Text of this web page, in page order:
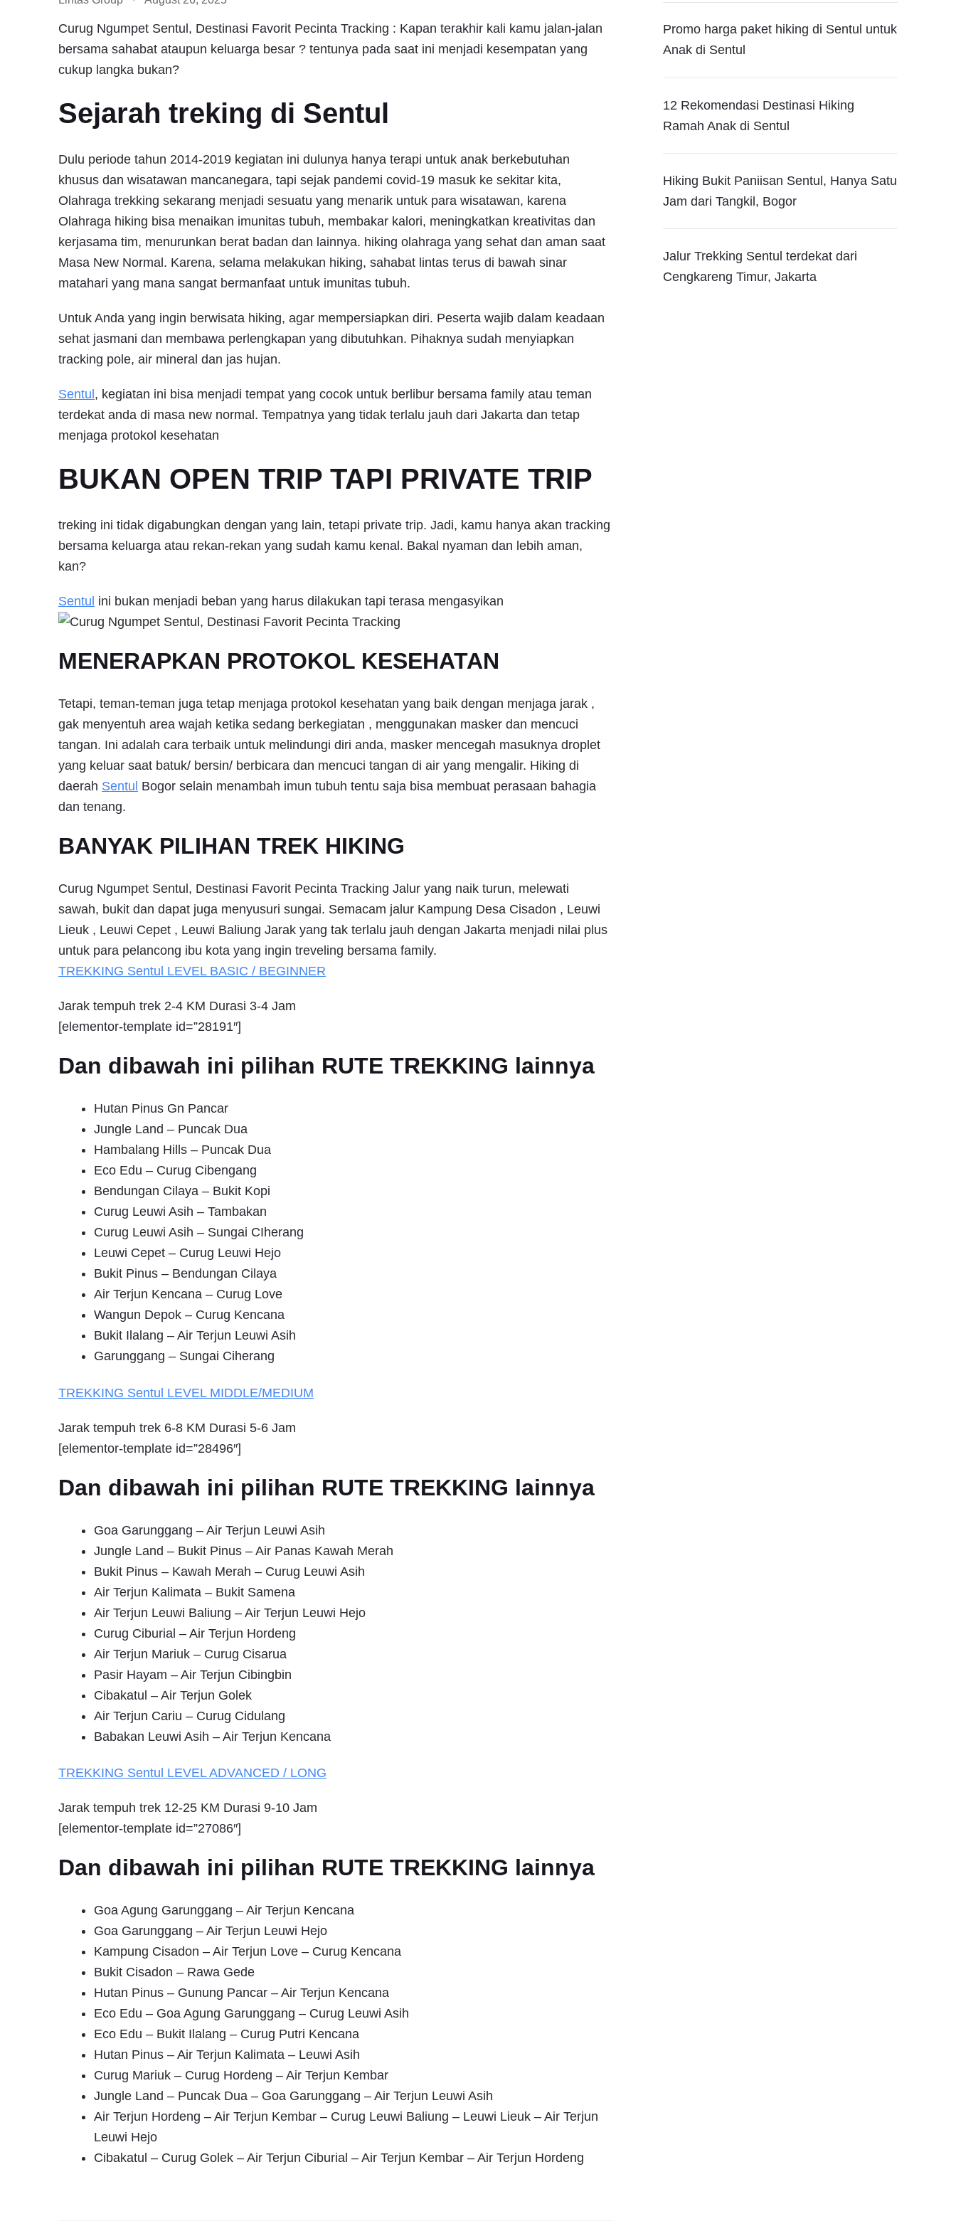
Curug Ngumpet Sentul, Destinasi Favorit Pecinta Tracking : Kapan terakhir kali kamu jalan-jalan
bersama sahabat ataupun keluarga besar ? tentunya pada saat ini menjadi kesempatan yang
cukup langka bukan?
Sejarah treking di Sentul
Dulu periode tahun 2014-2019 kegiatan ini dulunya hanya terapi untuk anak berkebutuhan
khusus dan wisatawan mancanegara, tapi sejak pandemi covid-19 masuk ke sekitar kita,
Olahraga trekking sekarang menjadi sesuatu yang menarik untuk para wisatawan, karena
Olahraga hiking bisa menaikan imunitas tubuh, membakar kalori, meningkatkan kreativitas dan
kerjasama tim, menurunkan berat badan dan lainnya. hiking olahraga yang sehat dan aman saat
Masa New Normal. Karena, selama melakukan hiking, sahabat lintas terus di bawah sinar
matahari yang mana sangat bermanfaat untuk imunitas tubuh.
Untuk Anda yang ingin berwisata hiking, agar mempersiapkan diri. Peserta wajib dalam keadaan
sehat jasmani dan membawa perlengkapan yang dibutuhkan. Pihaknya sudah menyiapkan
tracking pole, air mineral dan jas hujan.
Sentul , kegiatan ini bisa menjadi tempat yang cocok untuk berlibur bersama family atau teman
terdekat anda di masa new normal. Tempatnya yang tidak terlalu jauh dari Jakarta dan tetap
menjaga protokol kesehatan
BUKAN OPEN TRIP TAPI PRIVATE TRIP
treking ini tidak digabungkan dengan yang lain, tetapi private trip. Jadi, kamu hanya akan tracking
bersama keluarga atau rekan-rekan yang sudah kamu kenal. Bakal nyaman dan lebih aman,
kan?
Sentul ini bukan menjadi beban yang harus dilakukan tapi terasa mengasyikan
MENERAPKAN PROTOKOL KESEHATAN
Tetapi, teman-teman juga tetap menjaga protokol kesehatan yang baik dengan menjaga jarak ,
gak menyentuh area wajah ketika sedang berkegiatan , menggunakan masker dan mencuci
tangan. Ini adalah cara terbaik untuk melindungi diri anda, masker mencegah masuknya droplet
yang keluar saat batuk/ bersin/ berbicara dan mencuci tangan di air yang mengalir. Hiking di
daerah Sentul Bogor selain menambah imun tubuh tentu saja bisa membuat perasaan bahagia
dan tenang.
BANYAK PILIHAN TREK HIKING
Curug Ngumpet Sentul, Destinasi Favorit Pecinta Tracking Jalur yang naik turun, melewati
sawah, bukit dan dapat juga menyusuri sungai. Semacam jalur Kampung Desa Cisadon , Leuwi
Lieuk , Leuwi Cepet , Leuwi Baliung Jarak yang tak terlalu jauh dengan Jakarta menjadi nilai plus
untuk para pelancong ibu kota yang ingin treveling bersama family.
TREKKING Sentul LEVEL BASIC / BEGINNER
Jarak tempuh trek 2-4 KM Durasi 3-4 Jam
[elementor-template id=”28191″]
Dan dibawah ini pilihan RUTE TREKKING lainnya
Hutan Pinus Gn Pancar
Jungle Land – Puncak Dua
Hambalang Hills – Puncak Dua
Eco Edu – Curug Cibengang
Bendungan Cilaya – Bukit Kopi
Curug Leuwi Asih – Tambakan
Curug Leuwi Asih – Sungai CIherang
Leuwi Cepet – Curug Leuwi Hejo
Bukit Pinus – Bendungan Cilaya
Air Terjun Kencana – Curug Love
Wangun Depok – Curug Kencana
Bukit Ilalang – Air Terjun Leuwi Asih
Garunggang – Sungai Ciherang
TREKKING Sentul LEVEL MIDDLE/MEDIUM
Jarak tempuh trek 6-8 KM Durasi 5-6 Jam
[elementor-template id=”28496″]
Dan dibawah ini pilihan RUTE TREKKING lainnya
Goa Garunggang – Air Terjun Leuwi Asih
Jungle Land – Bukit Pinus – Air Panas Kawah Merah
Bukit Pinus – Kawah Merah – Curug Leuwi Asih
Air Terjun Kalimata – Bukit Samena
Air Terjun Leuwi Baliung – Air Terjun Leuwi Hejo
Curug Ciburial – Air Terjun Hordeng
Air Terjun Mariuk – Curug Cisarua
Pasir Hayam – Air Terjun Cibingbin
Cibakatul – Air Terjun Golek
Air Terjun Cariu – Curug Cidulang
Babakan Leuwi Asih – Air Terjun Kencana
TREKKING Sentul LEVEL ADVANCED / LONG
Jarak tempuh trek 12-25 KM Durasi 9-10 Jam
[elementor-template id=”27086″]
Dan dibawah ini pilihan RUTE TREKKING lainnya
Goa Agung Garunggang – Air Terjun Kencana
Goa Garunggang – Air Terjun Leuwi Hejo
Kampung Cisadon – Air Terjun Love – Curug Kencana
Bukit Cisadon – Rawa Gede
Hutan Pinus – Gunung Pancar – Air Terjun Kencana
Eco Edu – Goa Agung Garunggang – Curug Leuwi Asih
Eco Edu – Bukit Ilalang – Curug Putri Kencana
Hutan Pinus – Air Terjun Kalimata – Leuwi Asih
Curug Mariuk – Curug Hordeng – Air Terjun Kembar
Jungle Land – Puncak Dua – Goa Garunggang – Air Terjun Leuwi Asih
Air Terjun Hordeng – Air Terjun Kembar – Curug Leuwi Baliung – Leuwi Lieuk – Air Terjun
Leuwi Hejo
Cibakatul – Curug Golek – Air Terjun Ciburial – Air Terjun Kembar – Air Terjun Hordeng
Promo harga paket hiking di Sentul untuk
Anak di Sentul
12 Rekomendasi Destinasi Hiking
Ramah Anak di Sentul
Hiking Bukit Paniisan Sentul, Hanya Satu
Jam dari Tangkil, Bogor
Jalur Trekking Sentul terdekat dari
Cengkareng Timur, Jakarta